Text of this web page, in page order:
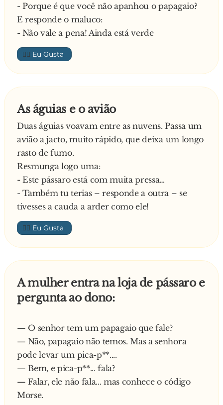
- Porque é que você não apanhou o papagaio?
E responde o maluco:
- Não vale a pena! Ainda está verde
👍🏼
As águias e o avião
Duas águias voavam entre as nuvens. Passa um
avião a jacto, muito rápido, que deixa um longo
rasto de fumo.
Resmunga logo uma:
- Este pássaro está com muita pressa…
- Também tu terias – responde a outra – se
tivesses a cauda a arder como ele!
👍🏼
A mulher entra na loja de pássaro e
pergunta ao dono:
— O senhor tem um papagaio que fale?
— Não, papagaio não temos. Mas a senhora
pode levar um pica-p**....
— Bem, e pica-p**... fala?
— Falar, ele não fala... mas conhece o código
Morse.